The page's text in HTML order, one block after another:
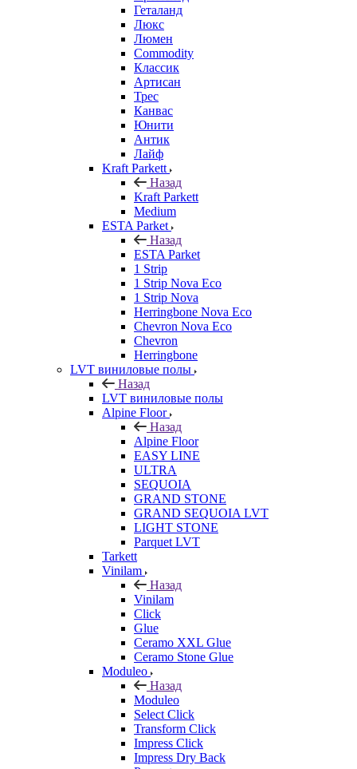
Геталанд
Люкс
Люмен
Commodity
Классик
Артисан
Трес
Канвас
Юнити
Антик
Лайф
Kraft Parkett
Назад
Kraft Parkett
Medium
ESTA Parket
Назад
ESTA Parket
1 Strip
1 Strip Nova Eco
1 Strip Nova
Herringbone Nova Eco
Chevron Nova Eco
Chevron
Herringbone
LVT виниловые полы
Назад
LVT виниловые полы
Alpine Floor
Назад
Alpine Floor
EASY LINE
ULTRA
SEQUOIA
GRAND STONE
GRAND SEQUOIA LVT
LIGHT STONE
Parquet LVT
Tarkett
Vinilam
Назад
Vinilam
Click
Glue
Ceramo XXL Glue
Ceramo Stone Glue
Moduleo
Назад
Moduleo
Select Click
Transform Click
Impress Click
Impress Dry Back